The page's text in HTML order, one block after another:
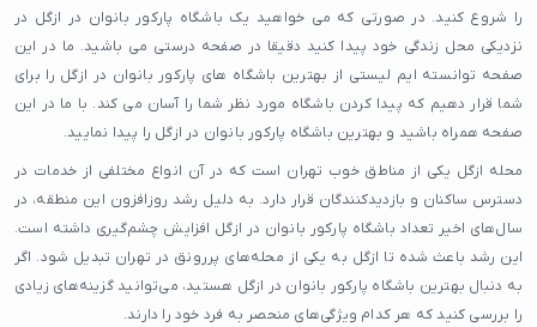
را شروع کنید. در صورتی که می خواهید یک باشگاه پارکور بانوان در ازگل در
نزدیکی محل زندگی خود پیدا کنید دقیقا در صفحه درستی می باشید. ما در این
صفحه توانسته ایم لیستی از بهترین باشگاه های پارکور بانوان در ازگل را برای
شما قرار دهیم که پیدا کردن باشگاه مورد نظر شما را آسان می کند. با ما در این
صفحه همراه باشید و بهترین باشگاه پارکور بانوان در ازگل را پیدا نمایید.
محله ازگل یکی از مناطق خوب تهران است که در آن انواع مختلفی از خدمات در
دسترس ساکنان و بازدیدکنندگان قرار دارد. به دلیل رشد روزافزون این منطقه، در
سال‌های اخیر تعداد باشگاه پارکور بانوان در ازگل افزایش چشم‌گیری داشته است.
این رشد باعث شده تا ازگل به یکی از محله‌های پررونق در تهران تبدیل شود. اگر
به دنبال بهترین باشگاه پارکور بانوان در ازگل هستید، می‌توانید گزینه‌های زیادی
را بررسی کنید که هر کدام ویژگی‌های منحصر به فرد خود را دارند.